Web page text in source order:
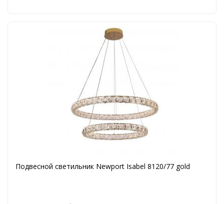
Подвесной светильник Newport Isabel 8120/77 gold